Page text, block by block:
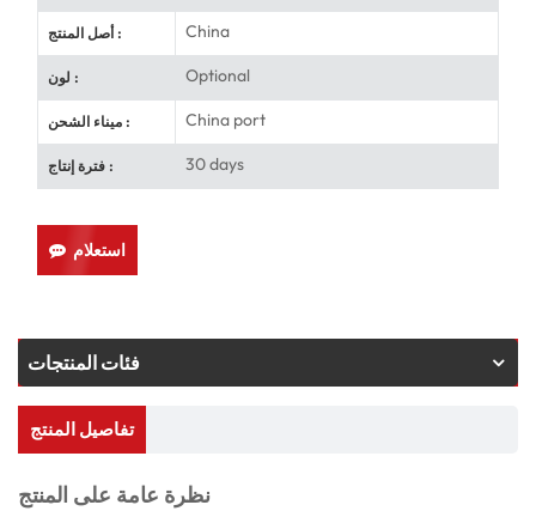
أصل المنتج : China
لون : Optional
ميناء الشحن : China port
فترة إنتاج : 30 days
استعلام
فئات المنتجات
تفاصيل المنتج
نظرة عامة على المنتج